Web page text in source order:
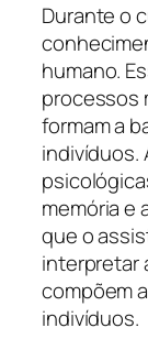
Durante o
humano.
processos
formam a
indivíduos.
memória e
que o
interpretar
compõem
indivíduos.